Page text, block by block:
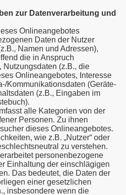
zur Datenverarbeitung und
Onlineangebotes
Daten der Nutzer
Namen und Adressen),
die in Anspruch
Nutzungsdaten (z.B., die
Onlineangebotes, Interesse
Kommunikationsdaten (Geräte-
(z.B., Eingaben im
alle Kategorien von der
Personen. Zu ihnen
dieses Onlineangebotes.
wie z.B. „Nutzer“ oder
zu verstehen.
personenbezogene
Einhaltung der einschlägigen
Das bedeutet, die Daten der
einer gesetzlichen
insbesondere wenn die